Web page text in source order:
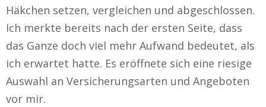
Häkchen setzen, vergleichen und abgeschlossen.
Ich merkte bereits nach der ersten Seite, dass
das Ganze doch viel mehr Aufwand bedeutet, als
ich erwartet hatte. Es eröffnete sich eine riesige
Auswahl an Versicherungsarten und Angeboten
vor mir.